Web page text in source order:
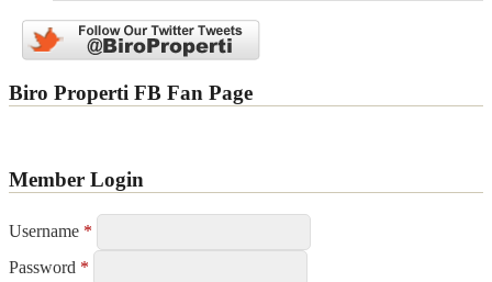
Biro Properti FB Fan Page
Member Login
Username *
Password *